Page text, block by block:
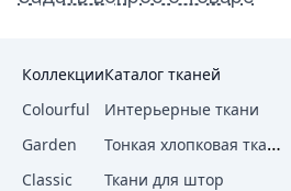
Коллекции
Colourful
Garden
Classic
Каталог тканей
Интерьерные ткани
Тонкая хлопковая ткань
Ткани для штор